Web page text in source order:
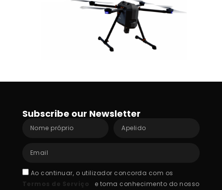
Subscribe our Newsletter
próprio
Acceptance
Ao continuar, o utilizador concorda com os
Termos de Serviço e toma conhecimento do nosso